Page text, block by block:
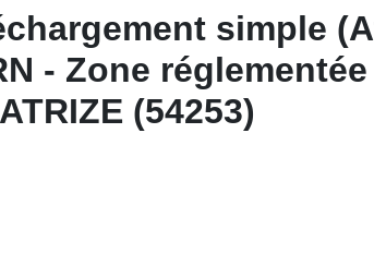
simple
- Zone
(54253)